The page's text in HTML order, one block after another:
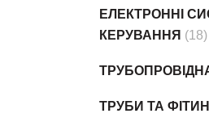
ЕЛЕКТРОННІ
КЕРУВАННЯ (18)
ТРУБИ ТА